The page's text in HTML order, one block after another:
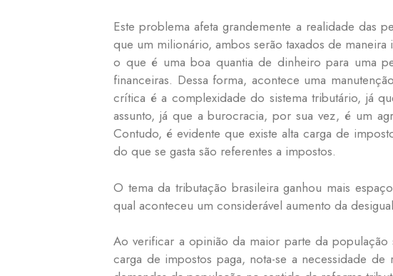
Este problema afeta grandemente a realidade das
que um milionário, ambos serão taxados de
o que é uma boa quantia de dinheiro para uma
financeiras. Dessa forma, acontece uma
crítica é a complexidade do sistema tributário, já
assunto, já que a burocracia, por sua vez, é um
Contudo, é evidente que existe alta carga de
do que se gasta são referentes a impostos.
O tema da tributação brasileira ganhou mais
qual aconteceu um considerável aumento da
Ao verificar a opinião da maior parte da
carga de impostos paga, nota-se a necessidade